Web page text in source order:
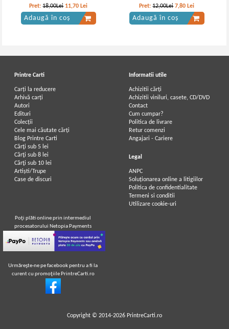
Pret:18,00Lei 11,70 Lei
Adaugă în coș
Pret:12,00Lei 7,80 Lei
Adaugă în coș
Printre Carti
Carți la reducere
Arhivă carți
Autori
Edituri
Colecții
Cele mai căutate cărți
Blog Printre Carti
Cărţi sub 5 lei
Cărţi sub 8 lei
Cărţi sub 10 lei
Artiști/Trupe
Case de discuri
Informatii utile
Achizitii cărți
Achizitii viniluri, casete, CD/DVD
Contact
Cum cumpar?
Politica de livrare
Retur comenzi
Angajari - Cariere
Legal
ANPC
Soluționarea online a litigiilor
Politica de confidentialitate
Termeni si conditii
Utilizare cookie-uri
Poţi plăti online prin intermediul
procesatorului Netopia Payments
Urmăreşte-ne pe facebook pentru a fi la
curent cu promoţiile PrintreCarti.ro
Copyright © 2014-2026 PrintreCarti.ro